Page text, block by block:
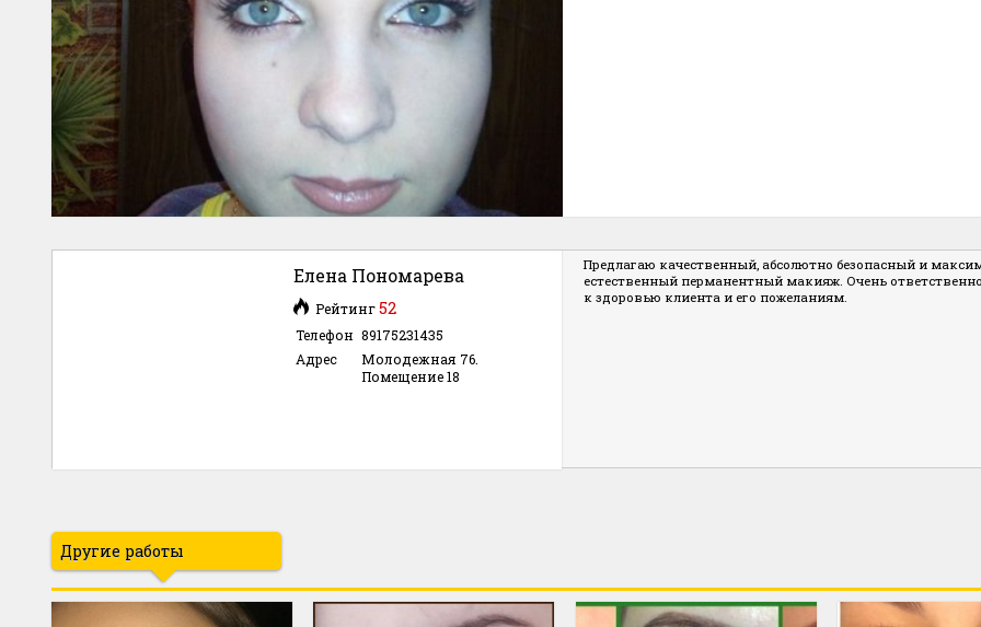
Елена Пономарева
Рейтинг52
Телефон 89175231435
Адрес
Молодежная 76.
Помещение 18
Предлагаю качественный, абсолютно безопасный и
естественный перманентный макияж. Очень
к здоровью клиента и его пожеланиям.
Другие работы